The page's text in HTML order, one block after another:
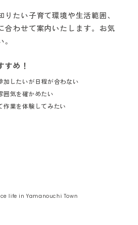
りたい子育て環境や生活範囲、
合わせて案内いたします。お気
すめ！
したいが日程が合わない
気を確かめたい
業を体験してみたい
life in Yamanouchi Town